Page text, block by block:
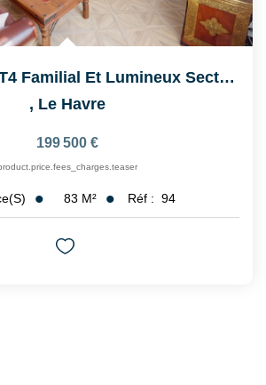
Appartement T4 Familial Et Lumineux Secteur Danton Le Havre
, Le Havre
199 500 €
83 M² Réf : 94